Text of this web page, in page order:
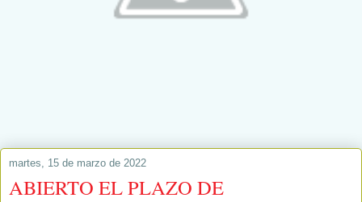
martes, 15 de marzo de 2022
ABIERTO EL PLAZO DE